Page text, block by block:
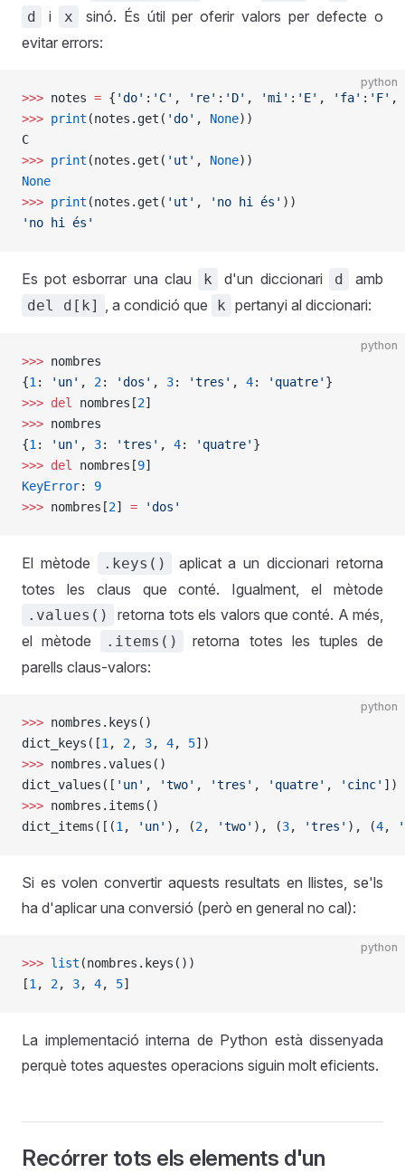
d i x
sinó. És útil per oferir valors per defecte o
evitar errors:
python
>>> notes = { 'do' : 'C' , 're' : 'D' , 'mi' : 'E' , 'fa' : 'F' ,
>>> print (notes.get( 'do' , None))
C
>>> print (notes.get( 'ut' , None))
None
>>> print (notes.get( 'ut' , 'no hi és' ))
'no hi és'
Es pot esborrar una clau k d'un diccionari d amb
del d[k] , a condició que k pertanyi al diccionari:
python
>>> nombres
{1 : 'un' , 2: 'dos' , 3: 'tres' , 4: 'quatre' }
>>> del nombres[2]
>>> nombres
{1 : 'un' , 3: 'tres' , 4: 'quatre' }
>>> del nombres[9]
KeyError: 9
>>> nombres[2] = 'dos'
El mètode .keys()
aplicat a un diccionari retorna
totes les claus que conté. Igualment, el mètode
.values()
retorna tots els valors que conté. A més,
el mètode
.items()
retorna totes les tuples de
parells claus-valors:
python
>>> nombres.keys()
dict_keys([1 , 2, 3, 4, 5])
>>> nombres.values()
dict_values([ 'un' , 'two' , 'tres' , 'quatre' , 'cinc' ])
>>> nombres.items()
dict_items([(1 , 'un' ), (2, 'two' ), (3, 'tres' ), (4,
Si es volen convertir aquests resultats en llistes, se'ls
ha d'aplicar una conversió (però en general no cal):
python
>>> list (nombres.keys())
[1 , 2, 3, 4, 5]
La implementació interna de Python està dissenyada
perquè totes aquestes operacions siguin molt eficients.
Recórrer tots els elements d'un